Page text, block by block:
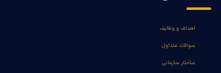
اهداف و وظایف
سوالات متداول
ساختار سازمانی